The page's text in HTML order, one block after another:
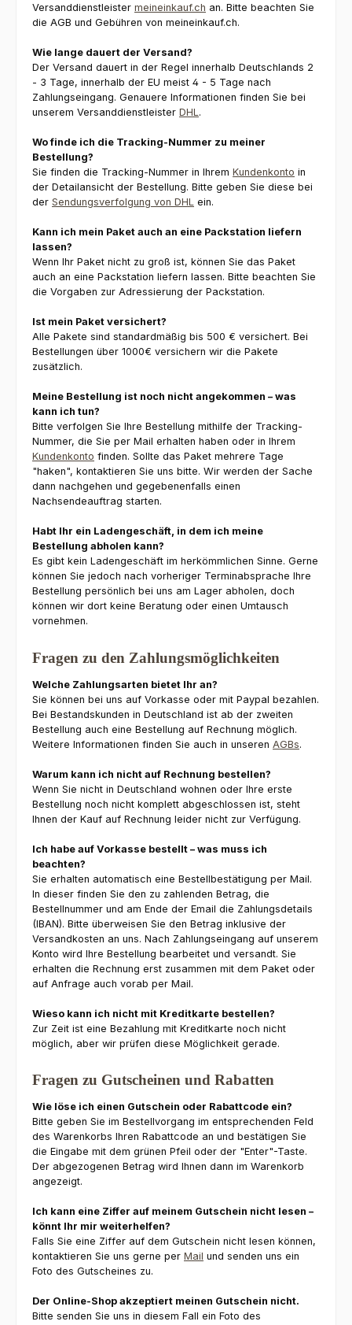
Versanddienstleister meineinkauf.ch an. Bitte beachten Sie
die AGB und Gebühren von meineinkauf.ch.
Wie lange dauert der Versand?
Der Versand dauert in der Regel innerhalb Deutschlands 2
- 3 Tage, innerhalb der EU meist 4 - 5 Tage nach
Zahlungseingang. Genauere Informationen finden Sie bei
unserem Versanddienstleister DHL.
Wo finde ich die Tracking-Nummer zu meiner
Bestellung?
Sie finden die Tracking-Nummer in Ihrem Kundenkonto in
der Detailansicht der Bestellung. Bitte geben Sie diese bei
der Sendungsverfolgung von DHL ein.
Kann ich mein Paket auch an eine Packstation liefern
lassen?
Wenn Ihr Paket nicht zu groß ist, können Sie das Paket
auch an eine Packstation liefern lassen. Bitte beachten Sie
die Vorgaben zur Adressierung der Packstation.
Ist mein Paket versichert?
Alle Pakete sind standardmäßig bis 500 € versichert. Bei
Bestellungen über 1000€ versichern wir die Pakete
zusätzlich.
Meine Bestellung ist noch nicht angekommen – was
kann ich tun?
Bitte verfolgen Sie Ihre Bestellung mithilfe der Tracking-
Nummer, die Sie per Mail erhalten haben oder in Ihrem
Kundenkonto finden. Sollte das Paket mehrere Tage
"haken", kontaktieren Sie uns bitte. Wir werden der Sache
dann nachgehen und gegebenenfalls einen
Nachsendeauftrag starten.
Habt Ihr ein Ladengeschäft, in dem ich meine
Bestellung abholen kann?
Es gibt kein Ladengeschäft im herkömmlichen Sinne. Gerne
können Sie jedoch nach vorheriger Terminabsprache Ihre
Bestellung persönlich bei uns am Lager abholen, doch
können wir dort keine Beratung oder einen Umtausch
vornehmen.
Fragen zu den Zahlungsmöglichkeiten
Welche Zahlungsarten bietet Ihr an?
Sie können bei uns auf Vorkasse oder mit Paypal bezahlen.
Bei Bestandskunden in Deutschland ist ab der zweiten
Bestellung auch eine Bestellung auf Rechnung möglich.
Weitere Informationen finden Sie auch in unseren AGBs.
Warum kann ich nicht auf Rechnung bestellen?
Wenn Sie nicht in Deutschland wohnen oder Ihre erste
Bestellung noch nicht komplett abgeschlossen ist, steht
Ihnen der Kauf auf Rechnung leider nicht zur Verfügung.
Ich habe auf Vorkasse bestellt – was muss ich
beachten?
Sie erhalten automatisch eine Bestellbestätigung per Mail.
In dieser finden Sie den zu zahlenden Betrag, die
Bestellnummer und am Ende der Email die Zahlungsdetails
(IBAN). Bitte überweisen Sie den Betrag inklusive der
Versandkosten an uns. Nach Zahlungseingang auf unserem
Konto wird Ihre Bestellung bearbeitet und versandt. Sie
erhalten die Rechnung erst zusammen mit dem Paket oder
auf Anfrage auch vorab per Mail.
Wieso kann ich nicht mit Kreditkarte bestellen?
Zur Zeit ist eine Bezahlung mit Kreditkarte noch nicht
möglich, aber wir prüfen diese Möglichkeit gerade.
Fragen zu Gutscheinen und Rabatten
Wie löse ich einen Gutschein oder Rabattcode ein?
Bitte geben Sie im Bestellvorgang im entsprechenden Feld
des Warenkorbs Ihren Rabattcode an und bestätigen Sie
die Eingabe mit dem grünen Pfeil oder der "Enter"-Taste.
Der abgezogenen Betrag wird Ihnen dann im Warenkorb
angezeigt.
Ich kann eine Ziffer auf meinem Gutschein nicht lesen –
könnt Ihr mir weiterhelfen?
Falls Sie eine Ziffer auf dem Gutschein nicht lesen können,
kontaktieren Sie uns gerne per Mail und senden uns ein
Foto des Gutscheines zu.
Der Online-Shop akzeptiert meinen Gutschein nicht.
Bitte senden Sie uns in diesem Fall ein Foto des